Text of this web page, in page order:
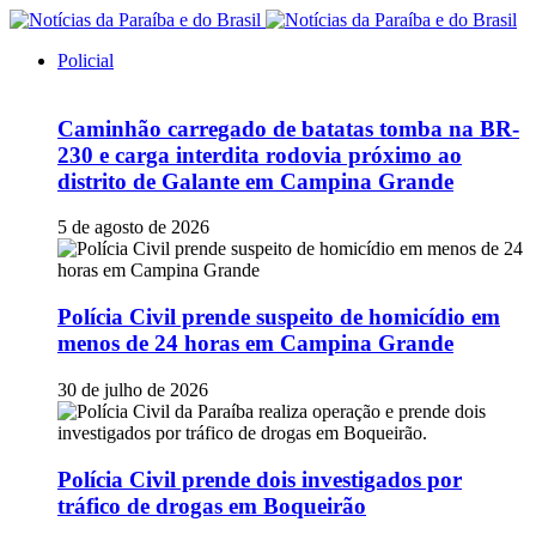
Policial
Caminhão carregado de batatas tomba na BR-
230 e carga interdita rodovia próximo ao
distrito de Galante em Campina Grande
5 de agosto de 2026
Polícia Civil prende suspeito de homicídio em
menos de 24 horas em Campina Grande
30 de julho de 2026
Polícia Civil prende dois investigados por
tráfico de drogas em Boqueirão